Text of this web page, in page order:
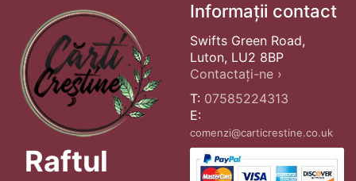
Raftul
Informații contact
Swifts Green Road,
Luton, LU2 8BP
Contactați-ne ›
T: 07585224313
E:
comenzi@carticrestine.co.uk